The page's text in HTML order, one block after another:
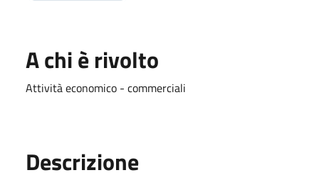
A chi è rivolto
Attività economico - commerciali
Descrizione